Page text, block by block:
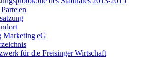
Marketing eG
für die Freisinger Wirtschaft